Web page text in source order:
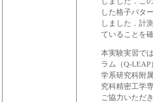
した格子パタ
しました．計
ていることを
本実験実習で
ラム（Q-LEAP
学系研究科附
究科精密工学
ご協力いただ